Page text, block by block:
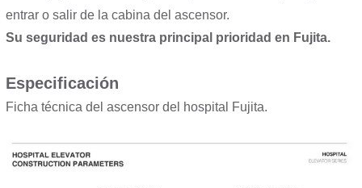
entrar o salir de la cabina del ascensor.
Su seguridad es nuestra principal prioridad en Fujita.
Especificación
Ficha técnica del ascensor del hospital Fujita.